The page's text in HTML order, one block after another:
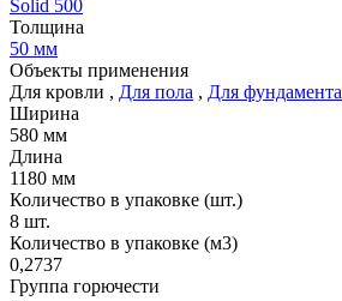
Solid 500
Толщина
50 мм
Объекты применения
Для кровли , Для пола , Для фундамента
Ширина
580 мм
Длина
1180 мм
Количество в упаковке (шт.)
8 шт.
Количество в упаковке (м3)
0,2737
Группа горючести